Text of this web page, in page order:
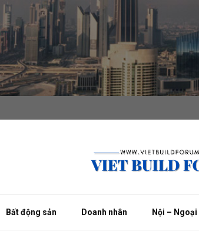
Bất động sản Doanh nhân Nội –